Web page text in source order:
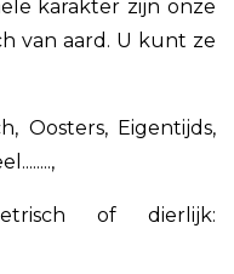
karakter zijn onze
van aard. U kunt ze
Oosters, Eigentijds,
of dierlijk: